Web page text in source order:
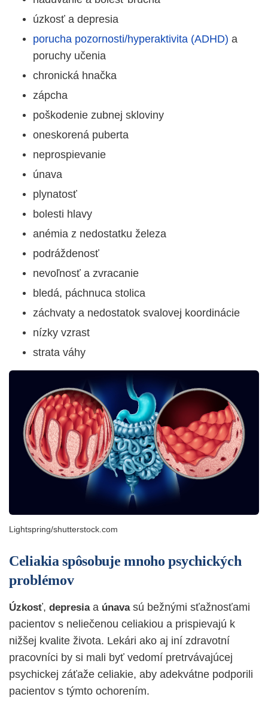
úzkosť a depresia
porucha pozornosti/hyperaktivita (ADHD) a
poruchy učenia
chronická hnačka
zápcha
poškodenie zubnej skloviny
oneskorená puberta
neprospievanie
únava
plynatosť
bolesti hlavy
anémia z nedostatku železa
podráždenosť
nevoľnosť a zvracanie
bledá, páchnuca stolica
záchvaty a nedostatok svalovej koordinácie
nízky vzrast
strata váhy
Lightspring/shutterstock.com
Celiakia spôsobuje mnoho psychických
problémov
Úzkosť, depresiaa únavasú bežnými sťažnosťami
pacientov s neliečenou celiakiou a prispievajú k
nižšej kvalite života. Lekári ako aj iní zdravotní
pracovníci by si mali byť vedomí pretrvávajúcej
psychickej záťaže celiakie, aby adekvátne podporili
pacientov s týmto ochorením.